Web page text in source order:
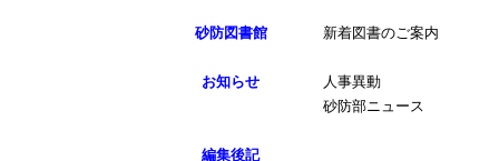
砂防図書館 新着図書のご案内
お知らせ
人事異動
砂防部ニュース
編集後記